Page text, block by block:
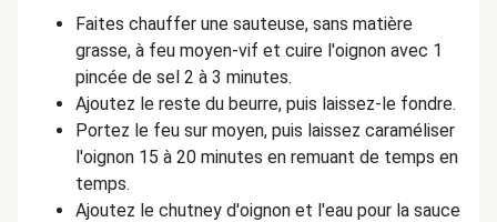
Faites chauffer une sauteuse, sans matière
grasse, à feu moyen-vif et cuire l'oignon avec 1
pincée de sel 2 à 3 minutes.
Ajoutez le reste du beurre, puis laissez-le fondre.
Portez le feu sur moyen, puis laissez caraméliser
l'oignon 15 à 20 minutes en remuant de temps en
temps.
Ajoutez le chutney d'oignon et l'eau pour la sauce